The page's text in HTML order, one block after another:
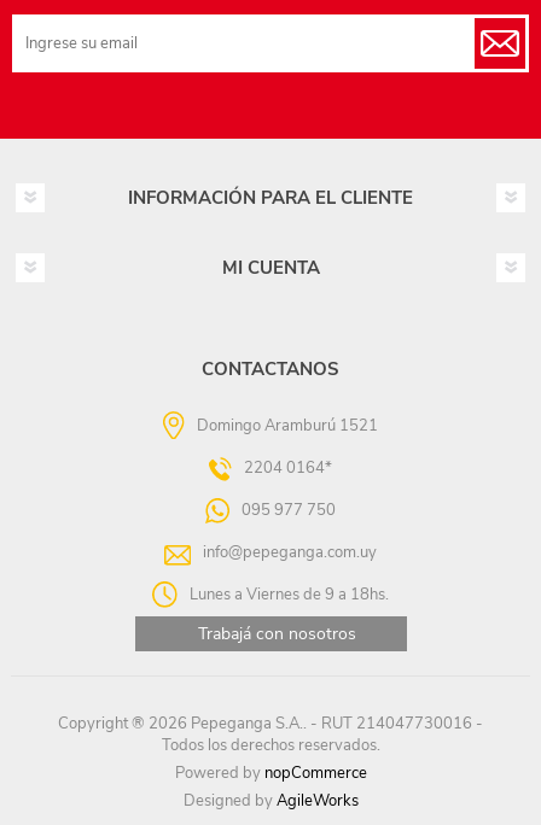
INFORMACIÓN PARA EL CLIENTE
MI CUENTA
CONTACTANOS
Domingo Aramburú 1521
2204 0164*
095 977 750
info@pepeganga.com.uy
Lunes a Viernes de 9 a 18hs.
Trabajá con nosotros
Copyright ® 2026 Pepeganga S.A.. - RUT 214047730016 -
Todos los derechos reservados.
Powered by nopCommerce
Designed byAgileWorks